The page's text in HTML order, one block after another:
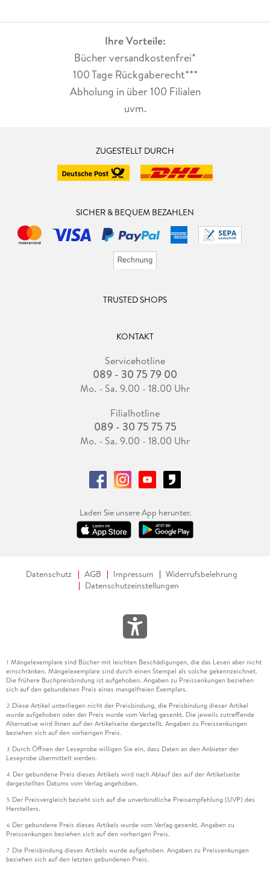
Ihre Vorteile:
Bücher versandkostenfrei*
100 Tage Rückgaberecht***
Abholung in über 100 Filialen
uvm.
ZUGESTELLT DURCH
SICHER & BEQUEM BEZAHLEN
TRUSTED SHOPS
KONTAKT
Servicehotline
089 - 30 75 79 00
Mo. - Sa. 9.00 - 18.00 Uhr
Filialhotline
089 - 30 75 75 75
Mo. - Sa. 9.00 - 18.00 Uhr
Laden Sie unsere App herunter.
Datenschutz AGB Impressum
Widerrufsbelehrung
Datenschutzeinstellungen
1 Mängelexemplare sind Bücher mit leichten Beschädigungen, die das Lesen aber nicht
einschränken. Mängelexemplare sind durch einen Stempel als solche gekennzeichnet.
Die frühere Buchpreisbindung ist aufgehoben. Angaben zu Preissenkungen beziehen
sich auf den gebundenen Preis eines mangelfreien Exemplars.
2 Diese Artikel unterliegen nicht der Preisbindung, die Preisbindung dieser Artikel
wurde aufgehoben oder der Preis wurde vom Verlag gesenkt. Die jeweils zutreffende
Alternative wird Ihnen auf der Artikelseite dargestellt. Angaben zu Preissenkungen
beziehen sich auf den vorherigen Preis.
3 Durch Öffnen der Leseprobe willigen Sie ein, dass Daten an den Anbieter der
Leseprobe übermittelt werden.
4 Der gebundene Preis dieses Artikels wird nach Ablauf des auf der Artikelseite
dargestellten Datums vom Verlag angehoben.
5 Der Preisvergleich bezieht sich auf die unverbindliche Preisempfehlung (UVP) des
Herstellers.
6 Der gebundene Preis dieses Artikels wurde vom Verlag gesenkt. Angaben zu
Preissenkungen beziehen sich auf den vorherigen Preis.
7 Die Preisbindung dieses Artikels wurde aufgehoben. Angaben zu Preissenkungen
beziehen sich auf den letzten gebundenen Preis.